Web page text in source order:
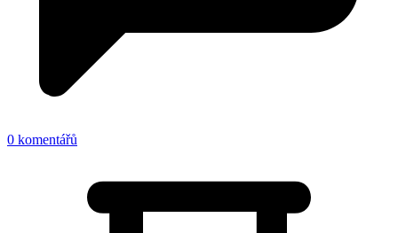
0 komentářů